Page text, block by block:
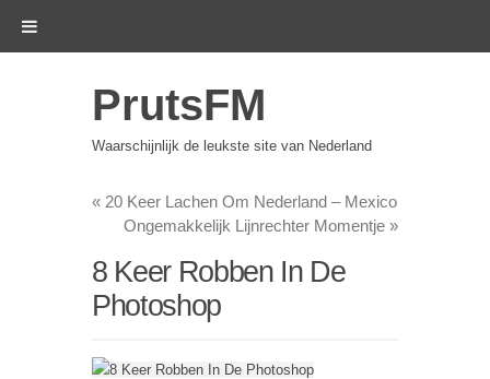
PrutsFM
Waarschijnlijk de leukste site van Nederland
« 20 Keer Lachen Om Nederland – Mexico
Ongemakkelijk Lijnrechter Momentje »
8 Keer Robben In De
Photoshop